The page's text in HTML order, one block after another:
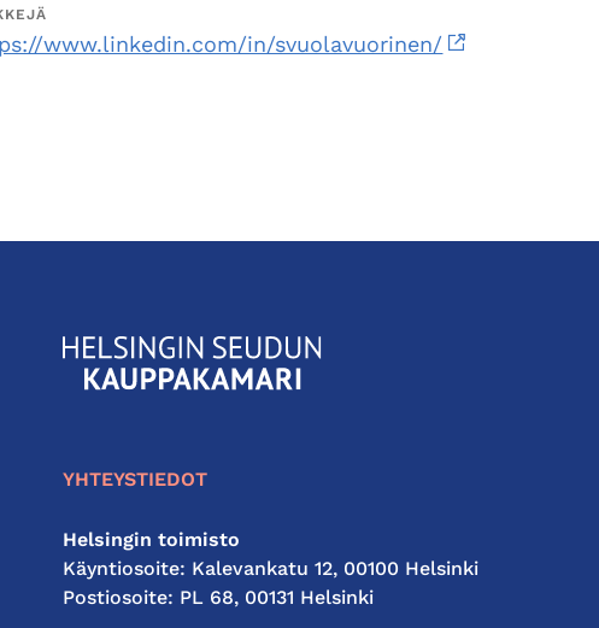
www.linkedin.com/in/svuolavuorinen/
KauppakamariHelsingin
seudun
YHTEYSTIEDOT
Helsingin toimisto
Käyntiosoite: Kalevankatu 12, 00100 Helsinki
Postiosoite: PL 68, 00131 Helsinki